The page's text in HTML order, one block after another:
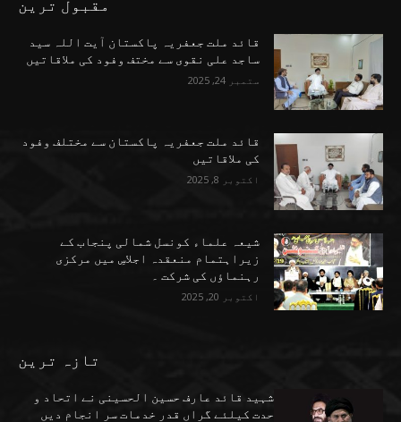
مقبول ترین
قائد ملت جعفریہ پاکستان آیت اللہ سید
ساجد علی نقوی سے مختف وفود کی ملاقاتیں
ستمبر 24, 2025
قائد ملت جعفریہ پاکستان سے مختلف وفود
کی ملاقاتیں
اکتوبر 8, 2025
شیعہ علماء کونسل شمالی پنجاب کے
زیراہتمام منعقدہ اجلاسِ میں مرکزی
رہنماؤں کی شرکت ۔
اکتوبر 20, 2025
تازہ ترین
شہید قائد عارف حسین الحسینی نے اتحاد و
حدت کیلئے گراں قدر خدمات سر انجام دیں